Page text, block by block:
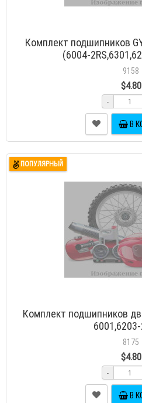
Комплект подшипников
(6004-
9158
$4.80
-
В
ПОПУЛЯРНЫЙ
Комплект подшипников
8175
$4.80
-
В